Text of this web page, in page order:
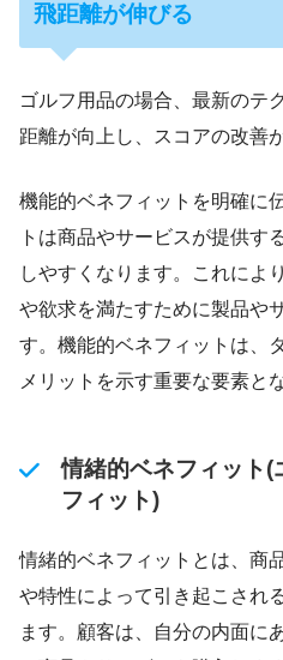
飛距離が伸びる
ゴルフ用品の場合、最新のテ
距離が向上し、スコアの改善
機能的ベネフィットを明確に
トは商品やサービスが提供す
しやすくなります。これによ
や欲求を満たすために製品や
す。機能的ベネフィットは、
メリットを示す重要な要素と
情緒的ベネフィット(
フィット)
情緒的ベネフィットとは、商
や特性によって引き起こされ
ます。顧客は、自分の内面に